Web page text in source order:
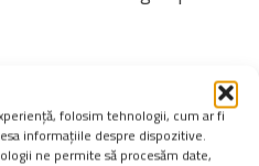
folosim tehnologii, cum ar fi
informațiile despre dispozitive.
ne permite să procesăm date,